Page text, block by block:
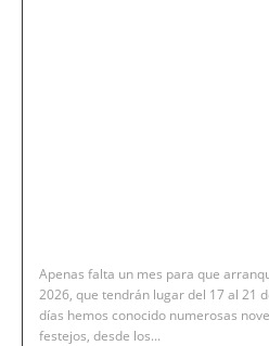
Apenas falta un mes para que
2026, que tendrán lugar del 17 al 21
días hemos conocido numerosas
festejos, desde los...